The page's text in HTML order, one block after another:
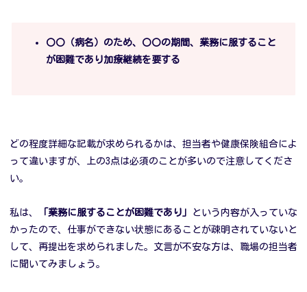
〇〇（病名）のため、〇〇の期間、業務に服すること
が困難であり加療継続を要する
どの程度詳細な記載が求められるかは、担当者や健康保険組合によ
って違いますが、上の3点は必須のことが多いので注意してくださ
い。
私は、 「業務に服することが困難であり」
という内容が入っていな
かったので、仕事ができない状態にあることが疎明されていないと
して、再提出を求められました。文言が不安な方は、職場の担当者
に聞いてみましょう。